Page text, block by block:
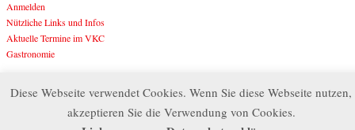
Anmelden
Nützliche Links und Infos
Aktuelle Termine im VKC
Gastronomie
Diese Webseite verwendet Cookies. Wenn Sie diese Webseite nutzen,
akzeptieren Sie die Verwendung von Cookies.